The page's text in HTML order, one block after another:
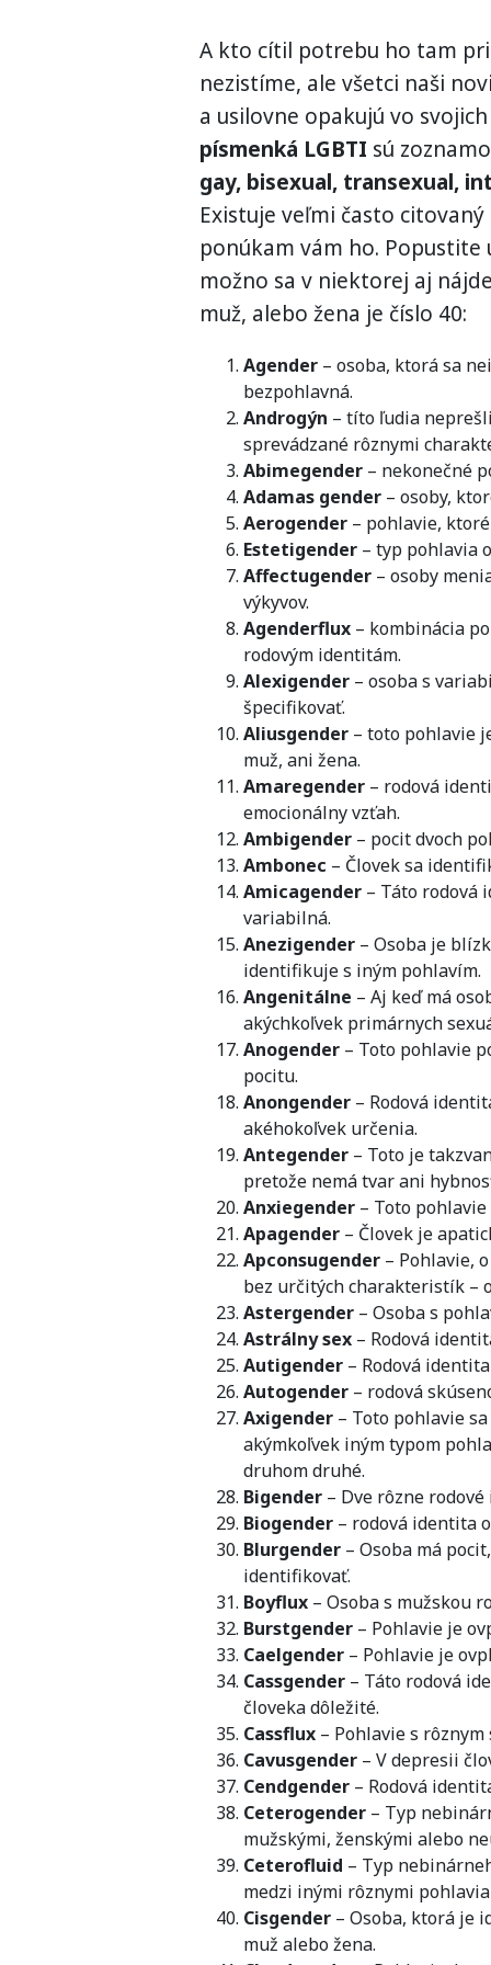
A kto cítil potrebu ho tam
nezistíme, ale všetci naši
a usilovne opakujú vo
písmenká LGBTI sú
gay, bisexual, transexual,
Existuje veľmi často
ponúkam vám ho.
možno sa v niektorej aj
muž, alebo žena je číslo 40:
Agender – osoba, ktorá sa
bezpohlavná.
Androgýn – títo ľudia
sprevádzané rôznymi
Abimegender – nekonečné
Adamas gender – osoby,
Aerogender – pohlavie,
Estetigender – typ pohlavia
Affectugender – osoby
výkyvov.
Agenderflux – kombinácia
rodovým identitám.
Alexigender – osoba s
špecifikovať.
Aliusgender – toto pohlavie
muž, ani žena.
Amaregender – rodová
emocionálny vzťah.
Ambigender – pocit dvoch
Ambonec – Človek sa
Amicagender – Táto rodová
variabilná.
Anezigender – Osoba je
identifikuje s iným pohlavím.
Angenitálne – Aj keď má
akýchkoľvek primárnych
Anogender – Toto pohlavie
pocitu.
Anongender – Rodová
akéhokoľvek určenia.
Antegender – Toto je
pretože nemá tvar ani
Anxiegender – Toto
Apagender – Človek je
Apconsugender – Pohlavie,
bez určitých charakteristík –
Astergender – Osoba s
Astrálny sex – Rodová
Autigender – Rodová
Autogender – rodová
Axigender – Toto pohlavie
akýmkoľvek iným typom
druhom druhé.
Bigender – Dve rôzne
Biogender – rodová identita
Blurgender – Osoba má
identifikovať.
Boyflux – Osoba s mužskou
Burstgender – Pohlavie je
Caelgender – Pohlavie je
Cassgender – Táto rodová
človeka dôležité.
Cassflux – Pohlavie s
Cavusgender – V depresii
Cendgender – Rodová
Ceterogender – Typ
mužskými, ženskými alebo
Ceterofluid – Typ
medzi inými rôznymi
Cisgender – Osoba, ktorá je
muž alebo žena.